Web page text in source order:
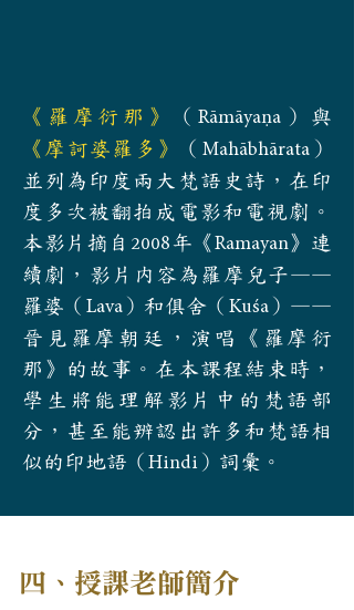
《羅摩衍那》 （Rāmāyaṇa ）與
《摩訶婆羅多》
（ Mahābhārata）
並列為印度兩大梵語史詩，在印
度多次被翻拍成電影和電視劇。
本影片摘自 2008年《 Ramayan》連
續劇，影片内容為羅摩兒子——
羅婆（ Lava）和俱舍（ Kuśa）——
晉見羅摩朝廷，演唱《羅摩衍
那》的故事。在本課程結束時，
學生將能理解影片中的梵語部
分，甚至能辨認出許多和梵語相
似的印地語（ Hindi ）詞彙。
四、授課老師簡介